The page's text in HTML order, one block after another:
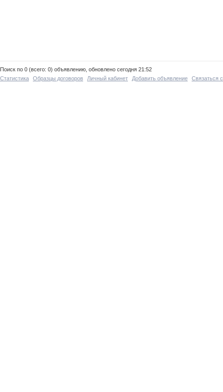
Поиск по 0 (всего: 0) объявлению, обновлено сегодня 21:52
Статистика
Образцы договоров Личный кабинет Добавить объявление Связаться